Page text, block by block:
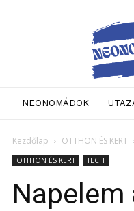
NEONOMÁDOK
Kezdőlap OTTHON ÉS KERT
OTTHON ÉS KERT TECH
Napelem